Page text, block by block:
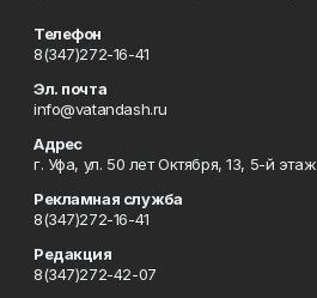
Телефон
8(347)272-16-41
Эл. почта
info@vatandash.ru
Адрес
г. Уфа, ул. 50 лет Октября, 13, 5-й этаж
Рекламная служба
8(347)272-16-41
Редакция
8(347)272-42-07